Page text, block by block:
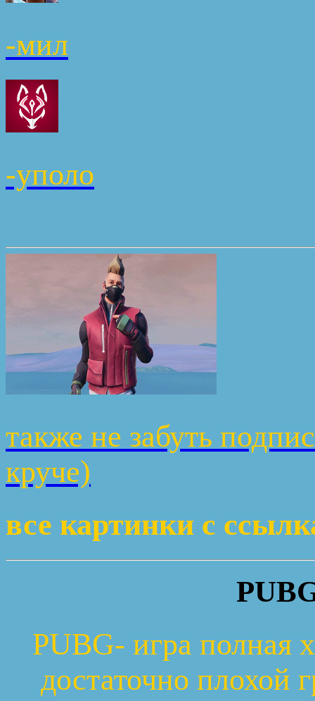
-мил
-уполо
также не забуть
круче)
все картинки с
PUBG- игра полная
достаточно плохой